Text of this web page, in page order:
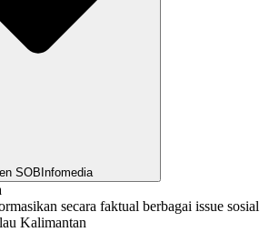
SOBInfomedia
secara faktual berbagai issue sosial
Kalimantan